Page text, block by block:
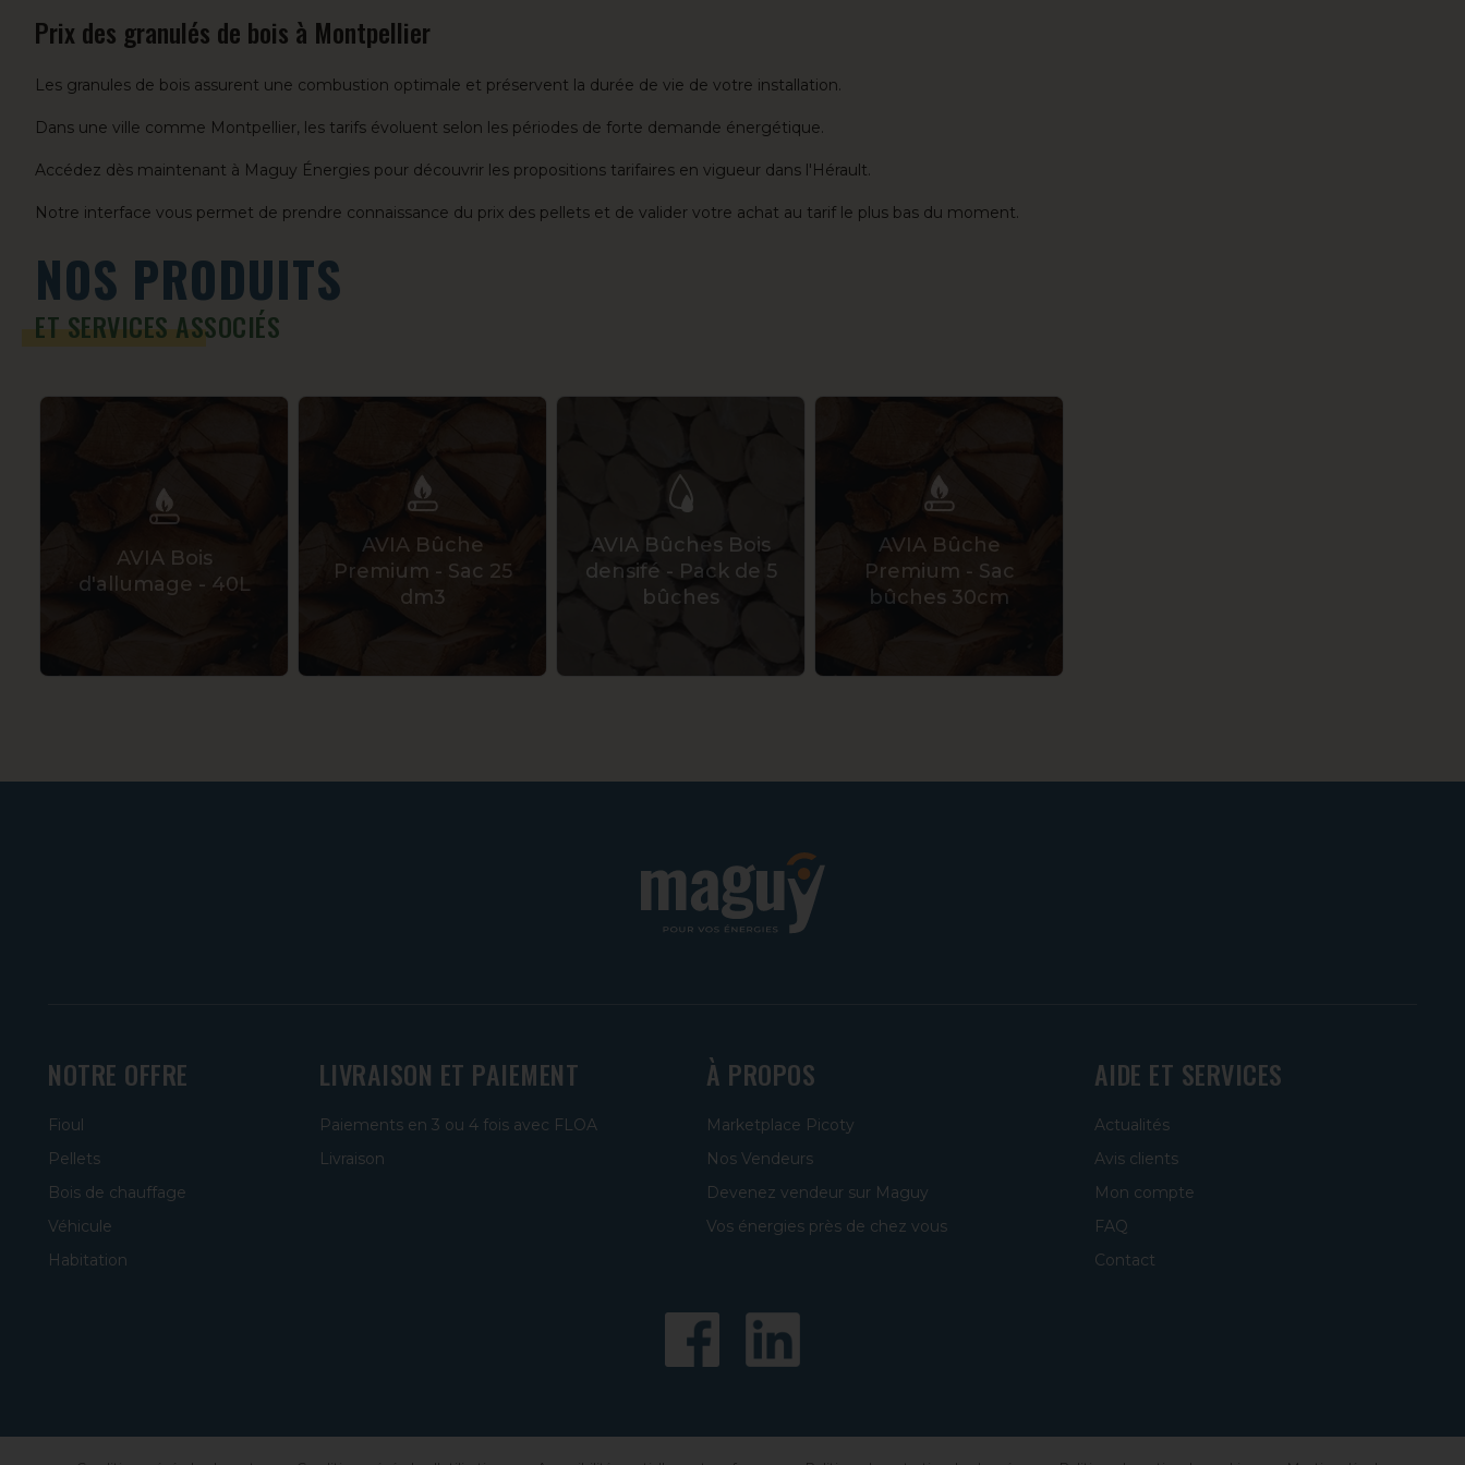
Prix des granulés de bois à Montpellier
Les granules de bois assurent une combustion optimale et préservent la durée de vie de votre installation.
Dans une ville comme Montpellier, les tarifs évoluent selon les périodes de forte demande énergétique.
Accédez dès maintenant à Maguy Énergies pour découvrir les propositions tarifaires en vigueur dans l'Hérault.
Notre interface vous permet de prendre connaissance du prix des pellets et de valider votre achat au tarif le plus bas du moment.
NOS PRODUITS
ET SERVICES ASSOCIÉS
AVIA Bois
d'allumage - 40L
AVIA Bûche
Premium - Sac 25
dm3
AVIA Bûches Bois
densifé - Pack de 5
bûches
AVIA Bûche
Premium - Sac
bûches 30cm
NOTRE OFFRE
Fioul
Pellets
Bois de chauffage
Véhicule
Habitation
LIVRAISON ET PAIEMENT
Paiements en 3 ou 4 fois avec FLOA
Livraison
À PROPOS
Marketplace Picoty
Nos Vendeurs
Devenez vendeur sur Maguy
Vos énergies près de chez vous
AIDE ET SERVICES
Actualités
Avis clients
Mon compte
FAQ
Contact